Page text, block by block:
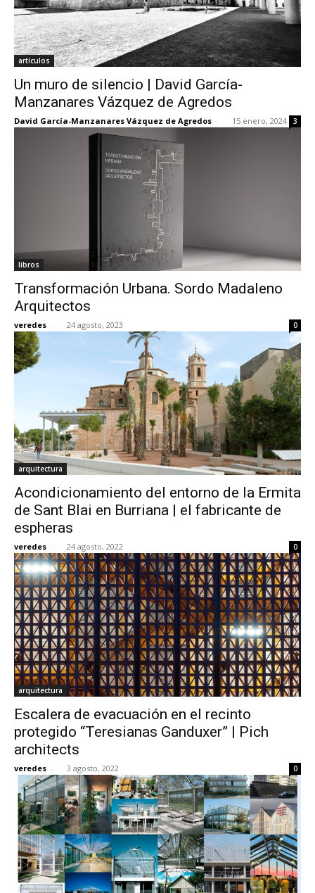
artículos
Un muro de silencio | David García-
Manzanares Vázquez de Agredos
David García-Manzanares Vázquez de Agredos - 15 enero, 2024 3
libros
Transformación Urbana. Sordo Madaleno
Arquitectos
veredes - 24 agosto, 2023 0
arquitectura
Acondicionamiento del entorno de la Ermita
de Sant Blai en Burriana | el fabricante de
espheras
veredes - 24 agosto, 2022 0
arquitectura
Escalera de evacuación en el recinto
protegido “Teresianas Ganduxer” | Pich
architects
veredes - 3 agosto, 2022 0